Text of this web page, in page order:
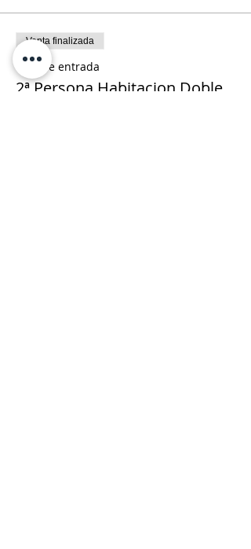
Venta finalizada
Tipo de entrada
2ª Persona Habitacion Doble